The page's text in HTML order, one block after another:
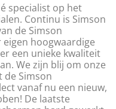
specialist op het
Continu is Simson
de Simson
hoogwaardige
een unieke kwaliteit
We zijn blij om onze
de Simson
vanaf nu een nieuw,
De laatste